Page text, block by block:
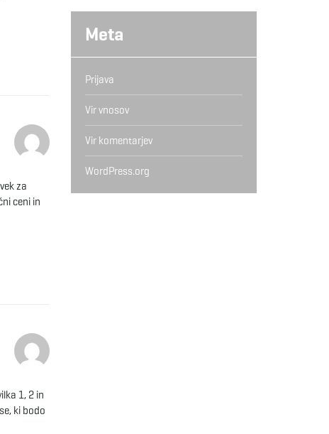
za
ceni in
1, 2 in
ki bodo
Meta
Prijava
Vir vnosov
Vir komentarjev
WordPress.org